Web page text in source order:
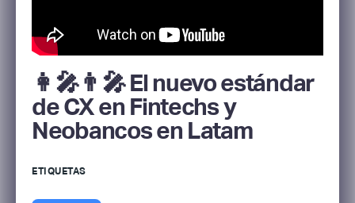
👩‍🎤👨‍🎤 El nuevo estándar
de CX en Fintechs y
Neobancos en Latam
ETIQUETAS